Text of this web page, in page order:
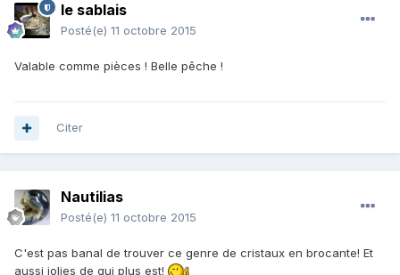
le sablais
Posté(e) 11 octobre 2015
Valable comme pièces ! Belle pêche !
Citer
Nautilias
Posté(e) 11 octobre 2015
C'est pas banal de trouver ce genre de cristaux en brocante! Et
aussi jolies de qui plus est!